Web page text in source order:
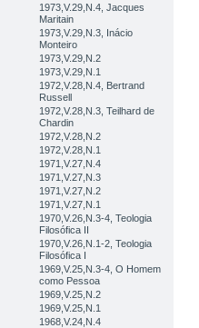
1973,V.29,N.4, Jacques
Maritain
1973,V.29,N.3, Inácio
Monteiro
1973,V.29,N.2
1973,V.29,N.1
1972,V.28,N.4, Bertrand
Russell
1972,V.28,N.3, Teilhard de
Chardin
1972,V.28,N.2
1972,V.28,N.1
1971,V.27,N.4
1971,V.27,N.3
1971,V.27,N.2
1971,V.27,N.1
1970,V.26,N.3-4, Teologia
Filosófica II
1970,V.26,N.1-2, Teologia
Filosófica I
1969,V.25,N.3-4, O Homem
como Pessoa
1969,V.25,N.2
1969,V.25,N.1
1968,V.24,N.4